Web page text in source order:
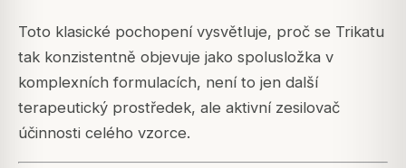
Toto klasické pochopení vysvětluje, proč se Trikatu
tak konzistentně objevuje jako spolusložka v
komplexních formulacích, není to jen další
terapeutický prostředek, ale aktivní zesilovač
účinnosti celého vzorce.